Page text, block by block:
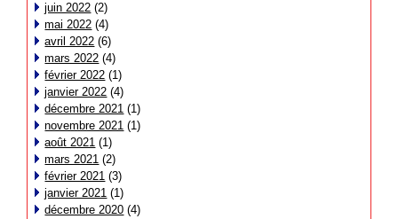
juin 2022 (2)
mai 2022 (4)
avril 2022 (6)
mars 2022 (4)
février 2022 (1)
janvier 2022 (4)
décembre 2021 (1)
novembre 2021 (1)
août 2021 (1)
mars 2021 (2)
février 2021 (3)
janvier 2021 (1)
décembre 2020 (4)